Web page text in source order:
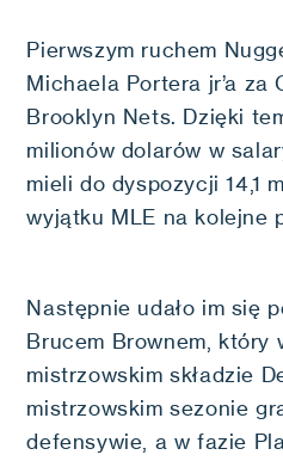
Pierwszym ruchem
Michaela Portera jr’a za
Brooklyn Nets. Dzięki
milionów dolarów w
mieli do dyspozycji 14,1
wyjątku MLE na kolejne
Następnie udało im się
Brucem Brownem, który
mistrzowskim składzie
mistrzowskim sezonie
defensywie, a w fazie